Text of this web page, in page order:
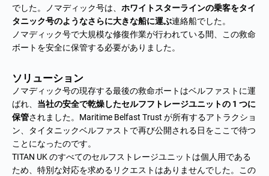
でした。ノマディック号は、 ホワイトスターラインの乗客をタイ
タニック号のようなさらに大きな船に運ぶ連絡船でした。
ノマディック号で大規模な修復作業が行われている間、この救命
ボートを安全に保管する必要がありました。
ソリューション
ノマディック号の現存する最後の救命ボートはベルファストに運
ばれ、 当社の安全で乾燥したセルフフトレージユニットの 1 つに
保管されました。Maritime Belfast Trust が所有するアトラクショ
ン、タイタニックベルファストで再び公開される日をここで待つ
ことになったのです。
TITAN UK のすべてのセルフストレージユニットは個人用である
ため、特別な対応を求めるリクエストはありませんでした。この